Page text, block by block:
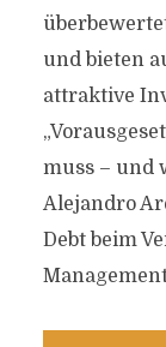
und bieten
attraktive
muss – und
Alejandro
Debt beim